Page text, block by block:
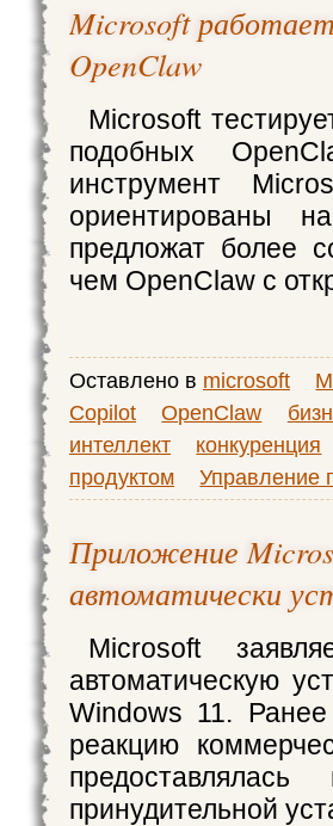
Microsoft
OpenClaw
Microsoft
подобных
инструмент
ориентированы
предложат более
чем OpenClaw с
Оставлено в microsoft
Copilot
OpenClaw
интеллект
конкуренция
продуктом
Управление
Приложение
автоматически
Microsoft
автоматическую
Windows 11.
реакцию
принудительной